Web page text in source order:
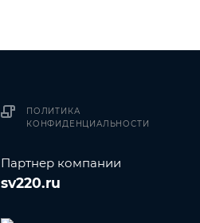
ПОЛИТИКА
КОНФИДЕНЦИАЛЬНОСТИ
Партнер компании
sv220.ru